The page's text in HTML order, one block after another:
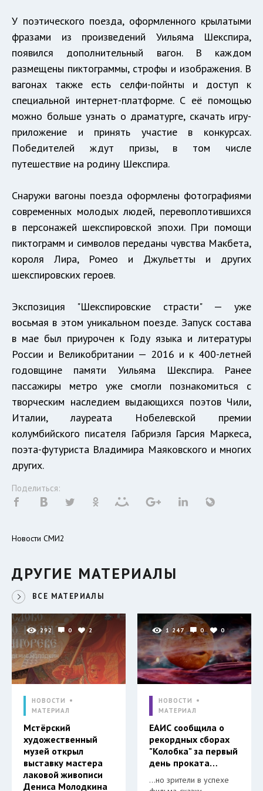
У поэтического поезда, оформленного крылатыми
фразами из произведений Уильяма Шекспира,
появился дополнительный вагон. В каждом
размещены пиктограммы, строфы и изображения. В
вагонах также есть селфи-пойнты и доступ к
специальной интернет-платформе. С её помощью
можно больше узнать о драматурге, скачать игру-
приложение и принять участие в конкурсах.
Победителей ждут призы, в том числе
путешествие на родину Шекспира.
Снаружи вагоны поезда оформлены фотографиями
современных молодых людей, перевоплотившихся
в персонажей шекспировской эпохи. При помощи
пиктограмм и символов переданы чувства Макбета,
короля Лира, Ромео и Джульетты и других
шекспировских героев.
Экспозиция "Шекспировские страсти" — уже
восьмая в этом уникальном поезде. Запуск состава
в мае был приурочен к Году языка и литературы
России и Великобритании — 2016 и к 400-летней
годовщине памяти Уильяма Шекспира. Ранее
пассажиры метро уже смогли познакомиться с
творческим наследием выдающихся поэтов Чили,
Италии, лауреата Нобелевской премии
колумбийского писателя Габриэля Гарсия Маркеса,
поэта-футуриста Владимира Маяковского и многих
других.
Поделиться:
Новости СМИ2
ДРУГИЕ МАТЕРИАЛЫ
ВСЕ МАТЕРИАЛЫ
292 0 2
НОВОСТИ
МАТЕРИАЛ
Мстёрский
художественный
музей открыл
выставку мастера
лаковой живописи
Дениса Молодкина
1 247 0 0
НОВОСТИ
МАТЕРИАЛ
ЕАИС сообщила о
рекордных сборах
"Колобка" за первый
день проката…
…но зрители в успехе